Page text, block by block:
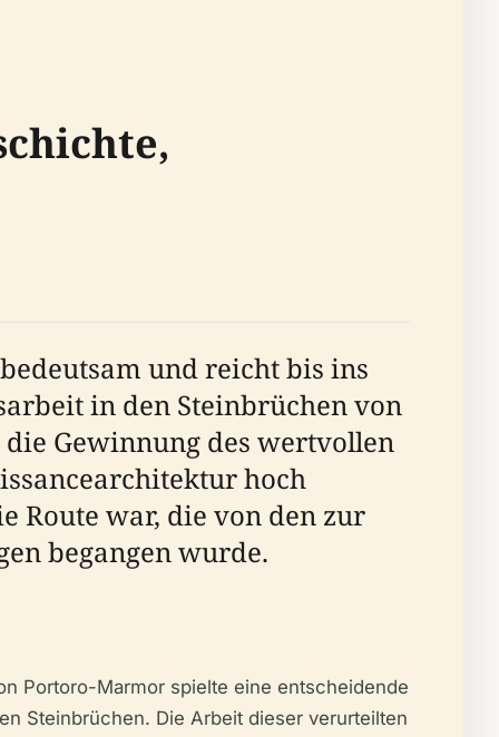
und reicht bis ins
in den Steinbrüchen von
Gewinnung des wertvollen
hoch
Route war, die von den zur
begangen wurde.
Portoro-Marmor spielte eine entscheidende
Steinbrüchen. Die Arbeit dieser verurteilten